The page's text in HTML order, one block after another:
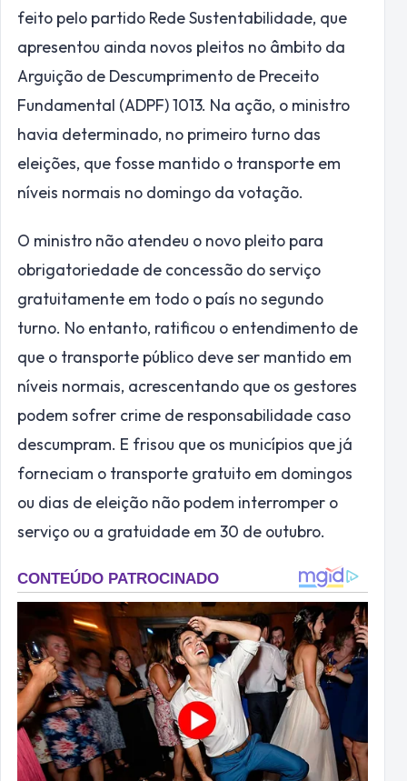
feito pelo partido Rede Sustentabilidade, que
apresentou ainda novos pleitos no âmbito da
Arguição de Descumprimento de Preceito
Fundamental (ADPF) 1013. Na ação, o ministro
havia determinado, no primeiro turno das
eleições, que fosse mantido o transporte em
níveis normais no domingo da votação.
O ministro não atendeu o novo pleito para
obrigatoriedade de concessão do serviço
gratuitamente em todo o país no segundo
turno. No entanto, ratificou o entendimento de
que o transporte público deve ser mantido em
níveis normais, acrescentando que os gestores
podem sofrer crime de responsabilidade caso
descumpram. E frisou que os municípios que já
forneciam o transporte gratuito em domingos
ou dias de eleição não podem interromper o
serviço ou a gratuidade em 30 de outubro.